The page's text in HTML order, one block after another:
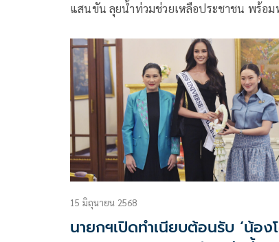
แสนขัน ลุยน้ำท่วมช่วยเหลือประชาชน พร้อม
พื้นที่ให้ถึงที่สุด
15 มิถุนายน 2568
นายกฯเปิดทำเนียบต้อนรับ ‘น้อง